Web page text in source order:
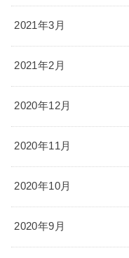
2021年3月
2021年2月
2020年12月
2020年11月
2020年10月
2020年9月